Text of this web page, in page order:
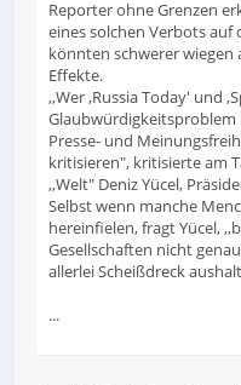
Reporter ohne Grenzen
eines solchen Verbots auf
könnten schwerer wiegen
Effekte.
,,Wer ,Russia Today' und
Presse- und
kritisieren", kritisierte am
,,Welt" Deniz Yücel,
Selbst wenn manche
hereinfielen, fragt Yücel,
Gesellschaften nicht
allerlei Scheißdreck
...